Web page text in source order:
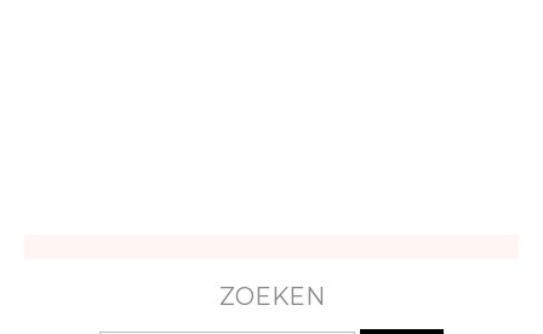
ZOEKEN